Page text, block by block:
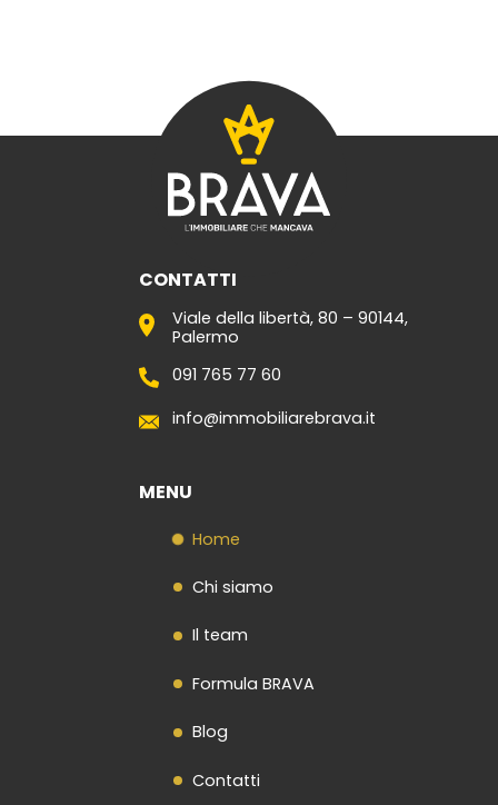
Servizi per i clienti
Servizi per gli agenti
I nostri immobili
Blog
Contatti
CONTATTI
Viale della libertà, 80 – 90144,
Palermo
091 765 77 60
info@immobiliarebrava.it
MENU
Home
Chi siamo
Il team
Formula BRAVA
Blog
Contatti